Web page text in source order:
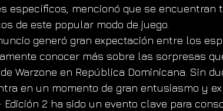
específicos, mencionó que se
de este popular modo de juego.
generó gran expectación entre los
conocer más sobre las sorpresas
Warzone en República Dominicana. Sin
en un momento de gran entusiasmo y
Edición 2 ha sido un evento clave para